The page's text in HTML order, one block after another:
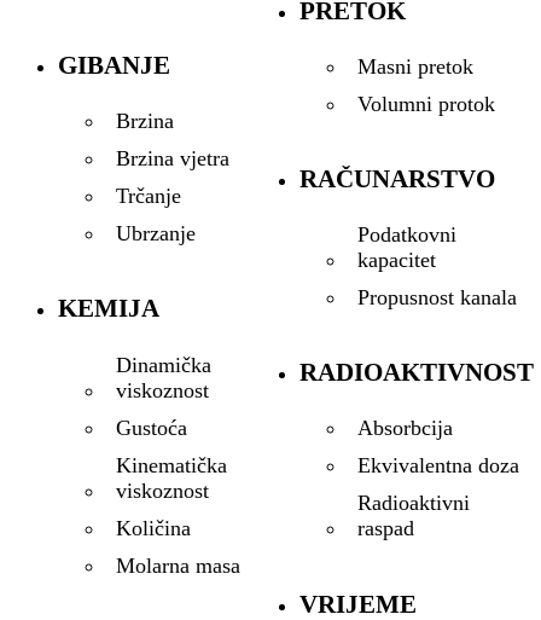
GIBANJE
Brzina
Brzina vjetra
Trčanje
Ubrzanje
KEMIJA
Dinamička
viskoznost
Gustoća
Kinematička
viskoznost
Količina
Molarna masa
PRETOK
Masni pretok
Volumni protok
RAČUNARSTVO
Podatkovni
kapacitet
Propusnost kanala
RADIOAKTIVNOST
Absorbcija
Ekvivalentna doza
Radioaktivni
raspad
VRIJEME